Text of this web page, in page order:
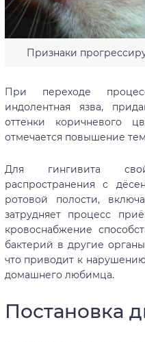
Признаки
При переходе
индолентная язва,
оттенки коричневого
отмечается повышение
Для гингивита
распространения с
ротовой полости,
затрудняет процесс
кровоснабжение
бактерий в другие
что приводит к
домашнего любимца.
Постановка